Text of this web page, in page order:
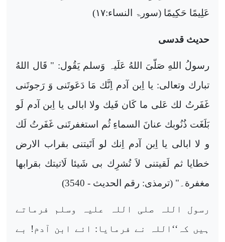
عَلِيمًا حَكِيمًا (سورۃ النساء:۱۷)
حدیث قدسی
رسولُ اللهِ صَلّىَ اللهُ عَلَیہ وَسلم يَقُول:‏‏‏‏ " قَال اللهُ
تبارك وتعالى:‏‏‏‏ يا اِبن آدم اِنَّك مَا دَعَوتَنی وَ رَجوتَنی
غَفَرتُ لك عَلى ما كَان فَيك ولا ابالی يا اِبن آدم لَو
بَلَغَت ذُنُوبك عنانَ السماءِ ثُم استغفرتَنی غَفَرتُ لَك
و لا ابالی يا اِبن آدم اِنك لو اَتَيتنی بقراب الارض
خطايا ثم لَقيتنی لاَ تُشرِك بی شَيئا لَاتيتك بقرابها
مغفرة۔" (ترمذی: رقم الحدیث - 3540)
رسول اللہ صلی اللہ علیہ وسلم فرماتے
ہیں کہ‘‘اللہ نے فرمایا: ائے ابن آدم! بے